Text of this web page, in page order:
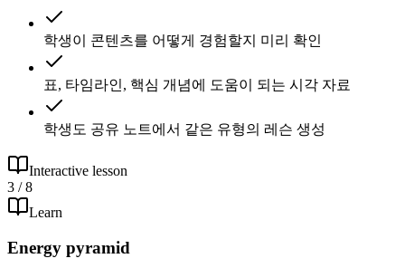
학생이 콘텐츠를 어떻게 경험할지 미리 확인
표, 타임라인, 핵심 개념에 도움이 되는 시각 자료
학생도 공유 노트에서 같은 유형의 레슨 생성
Interactive lesson
3 / 8
Learn
Energy pyramid